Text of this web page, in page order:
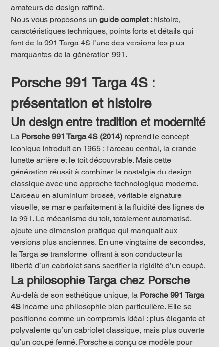
amateurs de design raffiné.
Nous vous proposons un guide complet : histoire,
caractéristiques techniques, points forts et détails qui
font de la 991 Targa 4S l’une des versions les plus
marquantes de la génération 991.
Porsche 991 Targa 4S :
présentation et histoire
Un design entre tradition et modernité
La Porsche 991 Targa 4S (2014) reprend le concept
iconique introduit en 1965 : l’arceau central, la grande
lunette arrière et le toit découvrable. Mais cette
génération réussit à combiner la nostalgie du design
classique avec une approche technologique moderne.
L’arceau en aluminium brossé, véritable signature
visuelle, se marie parfaitement à la fluidité des lignes de
la 991. Le mécanisme du toit, totalement automatisé,
ajoute une dimension pratique qui manquait aux
versions plus anciennes. En une vingtaine de secondes,
la Targa se transforme, offrant à son conducteur la
liberté d’un cabriolet sans sacrifier la rigidité d’un coupé.
La philosophie Targa chez Porsche
Au-delà de son esthétique unique, la Porsche 991 Targa
4S incarne une philosophie bien particulière. Elle se
positionne comme un compromis idéal : plus élégante et
polyvalente qu’un cabriolet classique, mais plus ouverte
qu’un coupé fermé. Porsche a conçu ce modèle pour